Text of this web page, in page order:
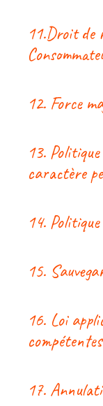
11.Droit
12. Force
13.
caractère
14.
15.
16. Loi
compétentes
17.